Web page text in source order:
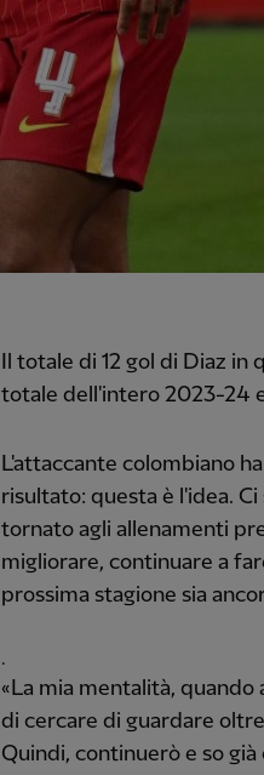
Il totale di 12 gol di Diaz
totale dell'intero 2023-24
L'attaccante colombiano
risultato: questa è l'idea.
tornato agli allenamenti
migliorare, continuare a
prossima stagione sia
.
«La mia mentalità,
di cercare di guardare
Quindi, continuerò e so